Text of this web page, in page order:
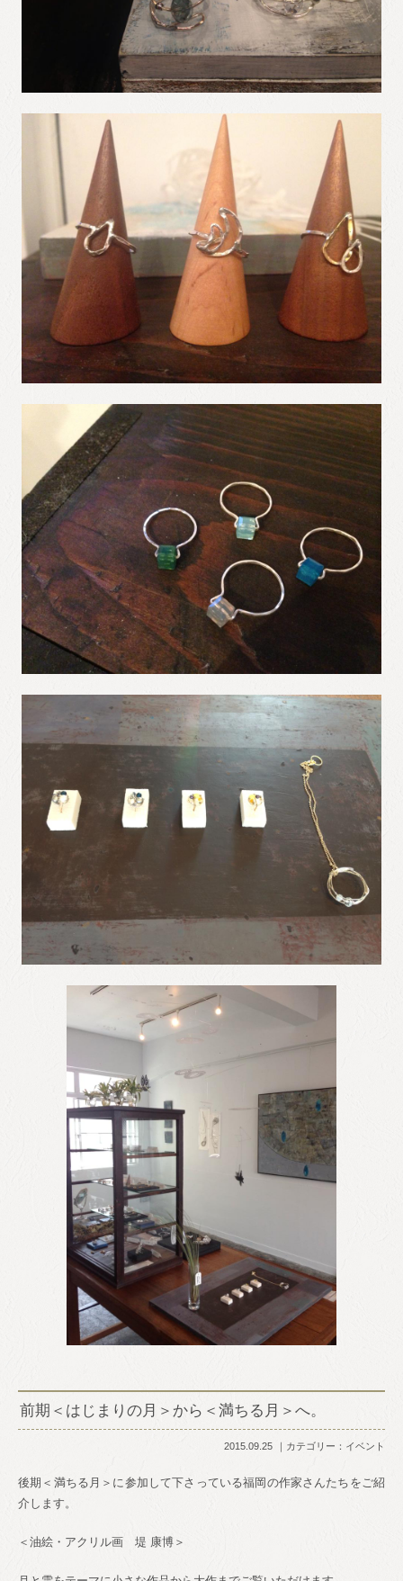
前期＜はじまりの月＞から＜満ちる月＞へ。
2015.09.25 カテゴリー： イベント
後期＜満ちる月＞に参加して下さっている福岡の作家さんたちをご紹
介します。
＜油絵・アクリル画 堤 康博＞